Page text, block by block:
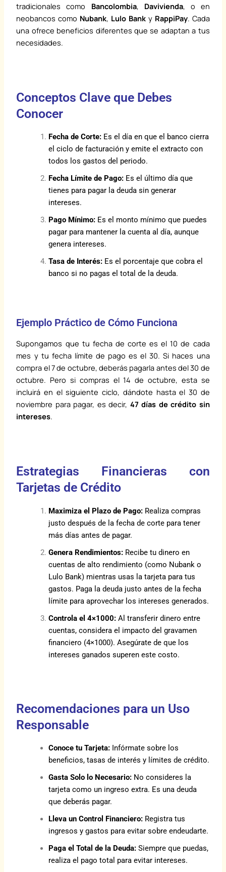
tradicionales como Bancolombia, Davivienda, o en
neobancos como Nubank, Lulo Banky RappiPay. Cada
una ofrece beneficios diferentes que se adaptan a tus
necesidades.
Conceptos Clave que Debes
Conocer
Fecha de Corte: Es el día en que el banco cierra
el ciclo de facturación y emite el extracto con
todos los gastos del periodo.
Fecha Límite de Pago: Es el último día que
tienes para pagar la deuda sin generar
intereses.
Pago Mínimo: Es el monto mínimo que puedes
pagar para mantener la cuenta al día, aunque
genera intereses.
Tasa de Interés: Es el porcentaje que cobra el
banco si no pagas el total de la deuda.
Ejemplo Práctico de Cómo Funciona
Supongamos que tu fecha de corte es el 10 de cada
mes y tu fecha límite de pago es el 30. Si haces una
compra el 7 de octubre, deberás pagarla antes del 30 de
octubre. Pero si compras el 14 de octubre, esta se
incluirá en el siguiente ciclo, dándote hasta el 30 de
noviembre para pagar, es decir, 47 días de crédito sin
intereses.
Estrategias Financieras con
Tarjetas de Crédito
Maximiza el Plazo de Pago: Realiza compras
justo después de la fecha de corte para tener
más días antes de pagar.
Genera Rendimientos: Recibe tu dinero en
cuentas de alto rendimiento (como Nubank o
Lulo Bank) mientras usas la tarjeta para tus
gastos. Paga la deuda justo antes de la fecha
límite para aprovechar los intereses generados.
Controla el 4×1000: Al transferir dinero entre
cuentas, considera el impacto del gravamen
financiero (4×1000). Asegúrate de que los
intereses ganados superen este costo.
Recomendaciones para un Uso
Responsable
Conoce tu Tarjeta: Infórmate sobre los
beneficios, tasas de interés y límites de crédito.
Gasta Solo lo Necesario: No consideres la
tarjeta como un ingreso extra. Es una deuda
que deberás pagar.
Lleva un Control Financiero: Registra tus
ingresos y gastos para evitar sobre endeudarte.
Paga el Total de la Deuda: Siempre que puedas,
realiza el pago total para evitar intereses.